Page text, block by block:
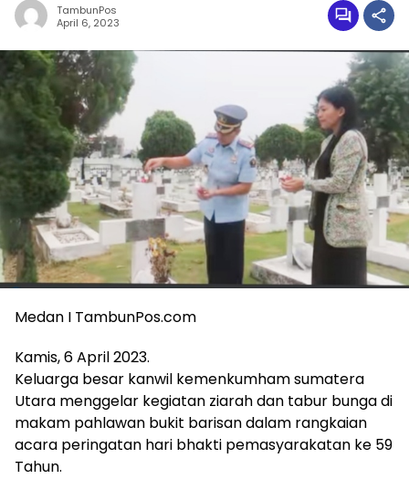
TambunPos
April 6, 2023
Medan I TambunPos.com
Kamis, 6 April 2023.
Keluarga besar kanwil kemenkumham sumatera
Utara menggelar kegiatan ziarah dan tabur bunga di
makam pahlawan bukit barisan dalam rangkaian
acara peringatan hari bhakti pemasyarakatan ke 59
Tahun.